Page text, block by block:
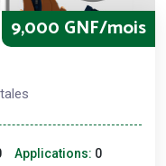
9,000 GNF/mois
Applications: 0